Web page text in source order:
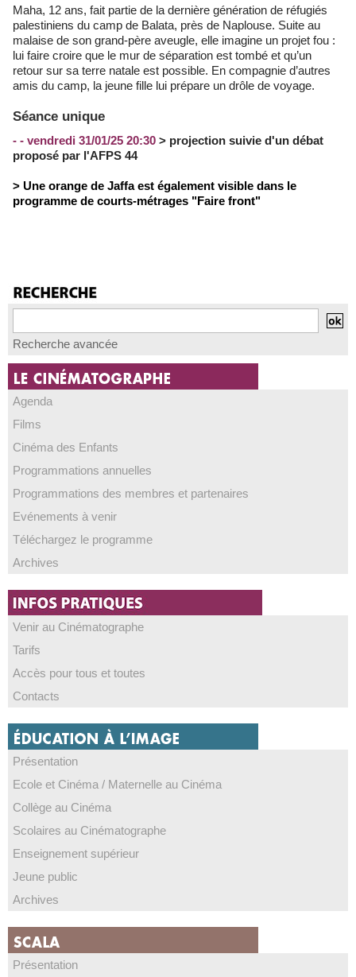
Maha, 12 ans, fait partie de la dernière génération de réfugiés
palestiniens du camp de Balata, près de Naplouse. Suite au
malaise de son grand-père aveugle, elle imagine un projet fou :
lui faire croire que le mur de séparation est tombé et qu’un
retour sur sa terre natale est possible. En compagnie d’autres
amis du camp, la jeune fille lui prépare un drôle de voyage.
Séance unique
- - vendredi 31/01/25 20:30 > projection suivie d'un débat
proposé par l'AFPS 44
> Une orange de Jaffa est également visible dans le
programme de courts-métrages "Faire front"
Recherche avancée
Agenda
Films
Cinéma des Enfants
Programmations annuelles
Programmations des membres et partenaires
Evénements à venir
Téléchargez le programme
Archives
Venir au Cinématographe
Tarifs
Accès pour tous et toutes
Contacts
Présentation
Ecole et Cinéma / Maternelle au Cinéma
Collège au Cinéma
Scolaires au Cinématographe
Enseignement supérieur
Jeune public
Archives
Présentation